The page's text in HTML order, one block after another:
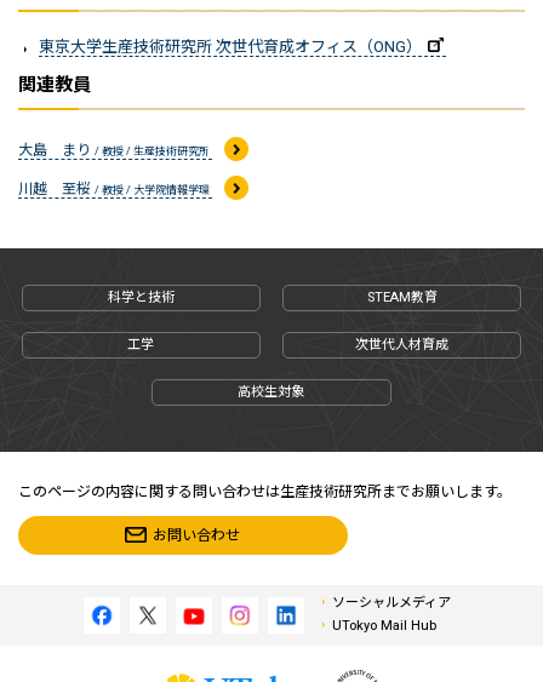
東京大学生産技術研究所 次世代育成オフィス（ONG）
関連教員
大島 まり / 教授 / 生産技術研究所
川越 至桜 / 教授 / 大学院情報学環
科学と技術 STEAM教育
工学 次世代人材育成
高校生対象
このページの内容に関する問い合わせは生産技術研究所までお願いします。
お問い合わせ
ソーシャルメディア
UTokyo Mail Hub